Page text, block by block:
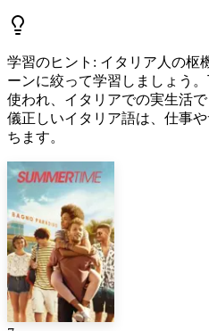
学習のヒント : イタリア人の枢
ーンに絞って学習しましょう
使われ、イタリアでの実生活
儀正しいイタリア語は、仕事
ちます。